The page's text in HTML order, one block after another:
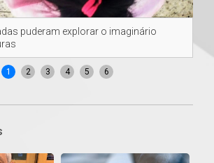
puderam explorar o imaginário
1 2 3 4 5 6